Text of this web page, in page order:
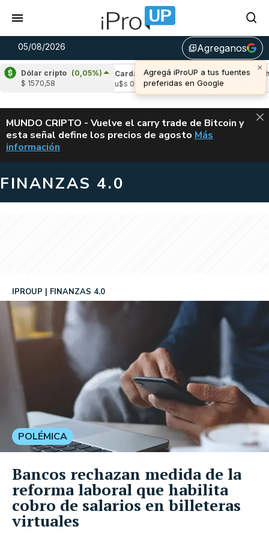
05/08/2026 library_addAgreganos
×
Agregá iProUP a tus fuentes
preferidas en Google
Dólar cripto (0,05%)
$ 1570,58
(-1,21%)
Cardano (-0,54%)
u$s 0,19
Avalanche
u$s 6,66
ALERTA
MUNDO CRIPTO - Vuelve el carry trade de Bitcoin y
esta señal define los precios de agosto VUELVE EL
Más
información
FINANZAS 4.0
IPROUP FINANZAS 4.0
POLÉMICA
Bancos rechazan medida de la
reforma laboral que habilita
cobro de salarios en billeteras
virtuales